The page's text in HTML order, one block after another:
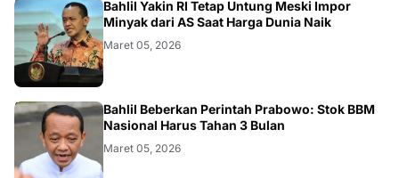
BISNIS
Bahlil Yakin RI Tetap Untung Meski Impor
Minyak dari AS Saat Harga Dunia Naik
Maret 05, 2026
BISNIS
Bahlil Beberkan Perintah Prabowo: Stok BBM
Nasional Harus Tahan 3 Bulan
Maret 05, 2026